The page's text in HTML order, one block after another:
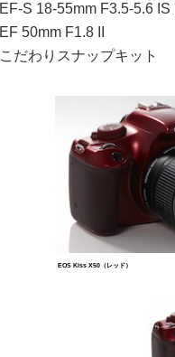
EF-S 18-55mm F3.5-5.6 IS II
EF 50mm F1.8 II
こだわりスナップキット
EOS Kiss X50（レッド）